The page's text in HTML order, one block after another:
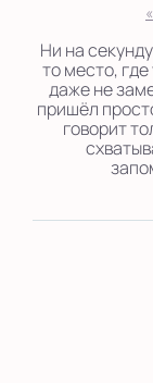
Ни на
то место,
даже не
пришёл
говорит